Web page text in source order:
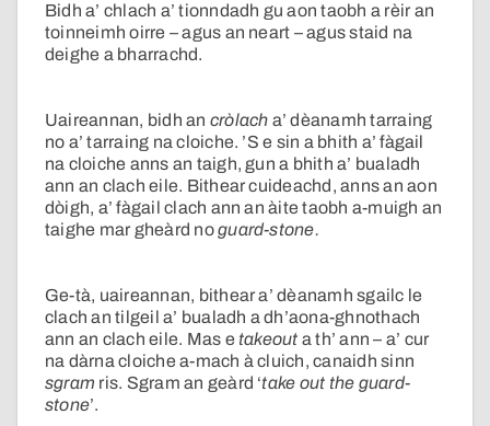
Bidh a’ chlach a’ tionndadh gu aon taobh a rèir an
toinneimh oirre – agus an neart – agus staid na
deighe a bharrachd.
Uaireannan, bidh an cròlach a’ dèanamh tarraing
no a’ tarraing na cloiche. ’S e sin a bhith a’ fàgail
na cloiche anns an taigh, gun a bhith a’ bualadh
ann an clach eile. Bithear cuideachd, anns an aon
dòigh, a’ fàgail clach ann an àite taobh a-muigh an
taighe mar gheàrd noguard-stone.
Ge-tà, uaireannan, bithear a’ dèanamh sgailc le
clach an tilgeil a’ bualadh a dh’aona-ghnothach
ann an clach eile. Mas e takeout a th’ ann – a’ cur
na dàrna cloiche a-mach à cluich, canaidh sinn
sgram ris. Sgram an geàrd ‘take out the guard-
stone’.